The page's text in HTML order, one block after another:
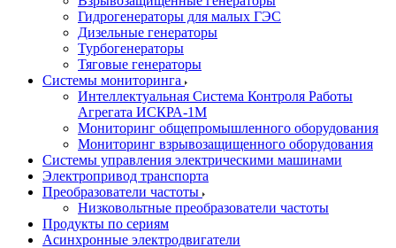
Гидрогенераторы для малых ГЭС
Дизельные генераторы
Турбогенераторы
Тяговые генераторы
Системы мониторинга
Интеллектуальная Система Контроля Работы
Агрегата ИСКРА-1М
Мониторинг общепромышленного оборудования
Мониторинг взрывозащищенного оборудования
Системы управления электрическими машинами
Электропривод транспорта
Преобразователи частоты
Низковольтные преобразователи частоты
Продукты по сериям
Асинхронные электродвигатели